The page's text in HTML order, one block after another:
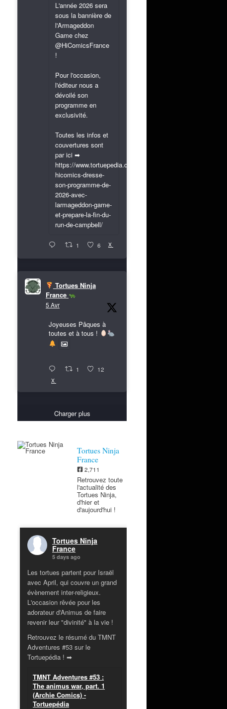
L'année 2026 sera
sous la bannière de
l'Armageddon
Game chez
@HiComicsFrance
!
Pour l'occasion,
l'éditeur nous a
dévoilé son
programme en
exclusivité.
Toutes les infos et
couvertures sont
par ici ➡
https://www.tortuepedia.com/2026/03/31/exclusif-
hicomics-dresse-
son-programme-de-
2026-avec-
larmageddon-game-
et-prepare-la-fin-du-
run-de-campbell/
1 6 X
Tortues Ninja
France
5 Avr
Joyeuses Pâques à
toutes et à tous !
1 12
X
Charger plus
Tortues Ninja
France
2,711
Retrouvez toute
l'actualité des
Tortues Ninja,
d'hier et
d'aujourd'hui !
Tortues Ninja
France
5 days ago
Les tortues partent pour Israël
avec April, qui couvre un grand
évènement inter-religieux.
L'occasion rêvée pour les
adorateur d'Animus de faire
revenir leur "divinité" à la vie !
Retrouvez le résumé du TMNT
Adventures #53 sur le
Tortuepédia ! ➡
TMNT Adventures #53 :
The animus war, part. 1
(Archie Comics) -
Tortuepédia